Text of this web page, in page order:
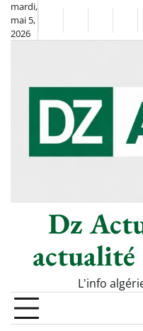
Skip
content
mardi,
mai 5,
2026
FlashSportclassé
Dz
actualité
L'info